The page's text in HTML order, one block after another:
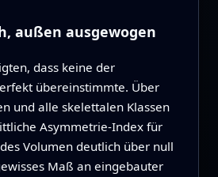
außen ausgewogen
dass keine der
übereinstimmte. Über
und alle skelettalen Klassen
Asymmetrie‑Index für
Volumen deutlich über null
Maß an eingebauter